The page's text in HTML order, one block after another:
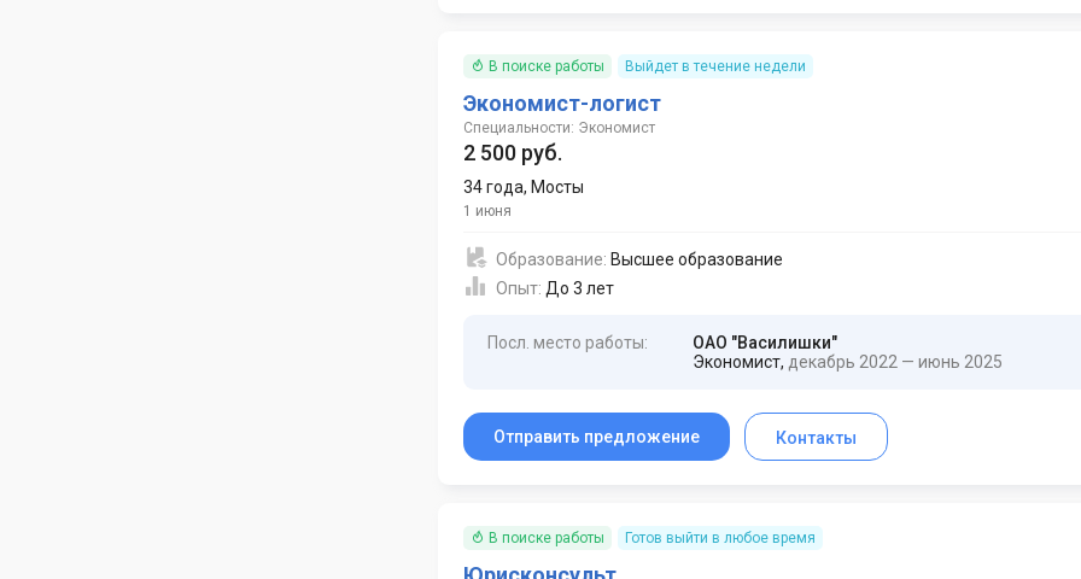
В поиске работы Выйдет в течение недели
Экономист-логист
Специальности: Экономист
2 500 руб.
34 года, Мосты
1 июня
Образование: Высшее образование
Опыт: До 3 лет
Посл. место работы:
ОАО "Василишки"
Экономист, декабрь 2022 — июнь 2025
Отправить предложение Контакты
В поиске работы Готов выйти в любое время